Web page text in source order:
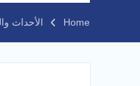
Home الأحداث